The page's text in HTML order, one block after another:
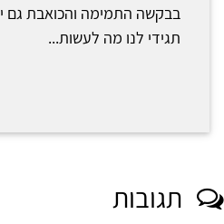
בבקשה התמימה והכואבת גם
תגידי לנו מה לעשות...
תגובות